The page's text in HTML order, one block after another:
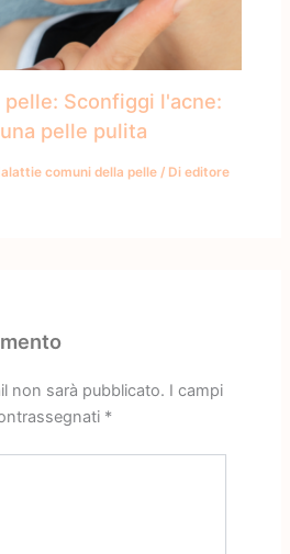
Sconfiggi l'acne:
pelle pulita
comuni della pelle / Dieditore
non sarà pubblicato. I campi
*